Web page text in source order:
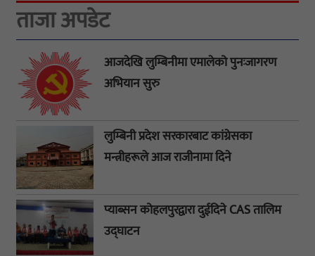
ताजा अपडेट
आजदेखि लुम्बिनीमा एमालेको पुनःजागरण
अभियान सुरु
लुम्बिनी प्रदेश सरकारबाट कांग्रेसका
मन्त्रीहरूले आज राजीनामा दिने
प्याब्सन कोहलपुरद्वारा दुईदिने CAS तालिम
उद्घाटन